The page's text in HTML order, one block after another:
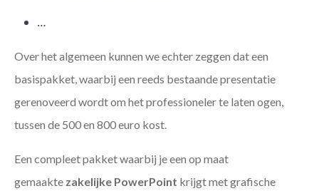
…
Over het algemeen kunnen we echter zeggen dat een
basispakket, waarbij een reeds bestaande presentatie
gerenoveerd wordt om het professioneler te laten ogen,
tussen de 500 en 800 euro kost.
Een compleet pakket waarbij je een op maat
gemaakte zakelijke PowerPoint krijgt met grafische